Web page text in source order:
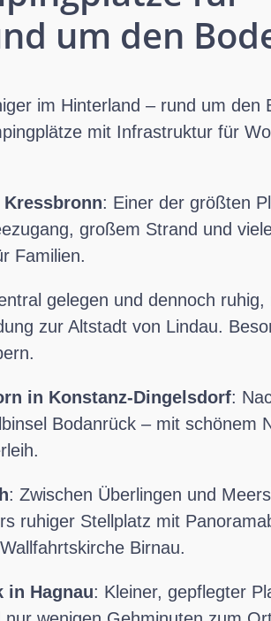
um den
im Hinterland – rund um den
mit Infrastruktur für
: Einer der größten
großem Strand und
Familien.
gelegen und dennoch ruhig,
zur Altstadt von Lindau.
in Konstanz-Dingelsdorf:
Bodanrück – mit schönem
: Zwischen Überlingen und
ruhiger Stellplatz mit
Birnau.
in Hagnau: Kleiner, gepflegter